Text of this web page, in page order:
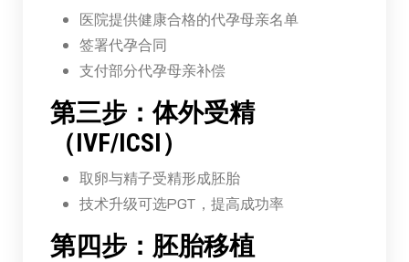
医院提供健康合格的代孕母亲名单
签署代孕合同
支付部分代孕母亲补偿
第三步：体外受精
（IVF/ICSI）
取卵与精子受精形成胚胎
技术升级可选PGT，提高成功率
第四步：胚胎移植